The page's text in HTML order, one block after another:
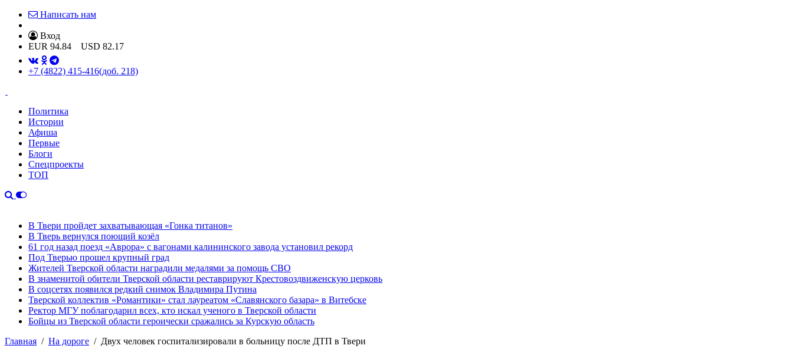
Написать нам
Вход
EUR 94.84 USD 82.17
+7 (4822) 415-416(доб. 218)
Политика
Истории
Афиша
Первые
Блоги
Спецпроекты
ТОП
В Твери пройдет захватывающая «Гонка титанов»
В Тверь вернулся поющий козёл
61 год назад поезд «Аврора» с вагонами калининского завода установил рекорд
Под Тверью прошел крупный град
Жителей Тверской области наградили медалями за помощь СВО
В знаменитой обители Тверской области реставрируют Крестовоздвиженскую церковь
В соцсетях появился редкий снимок Владимира Путина
Тверской коллектив «Романтики» стал лауреатом «Славянского базара» в Витебске
Ректор МГУ поблагодарил всех, кто искал ученого в Тверской области
Бойцы из Тверской области героически сражались за Курскую область
Главная
На дороге Двух человек госпитализировали в больницу после ДТП в Твери